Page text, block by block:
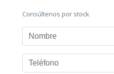
Consúltenos por stock
Nombre
Teléfono